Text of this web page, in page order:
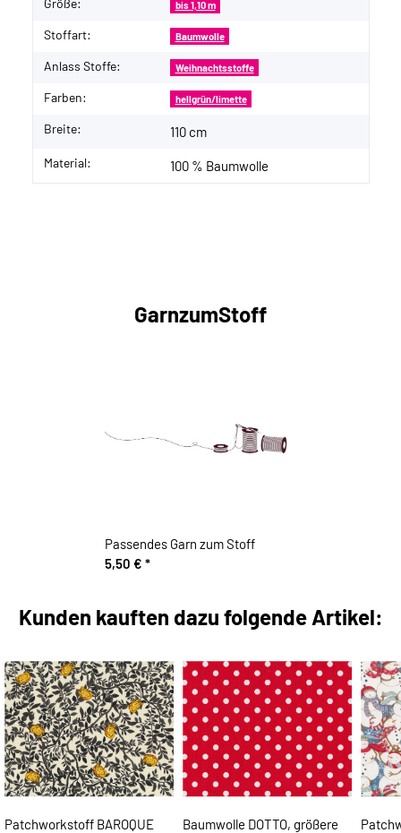
Größe: bis 1,10 m
Stoffart: Baumwolle
Anlass Stoffe: Weihnachtsstoffe
Farben: hellgrün/limette
Breite: 110 cm
Material: 100 % Baumwolle
GarnzumStoff
Passendes Garn zum Stoff
5,50 € *
Kunden kauften dazu folgende Artikel:
Patchworkstoff BAROQUE
Baumwolle DOTTO, größere